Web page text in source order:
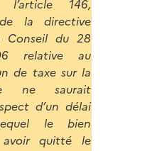
146,
la directive
Conseil du 28
relative au
de taxe sur la
ne saurait
d’un délai
le bien
quitté le